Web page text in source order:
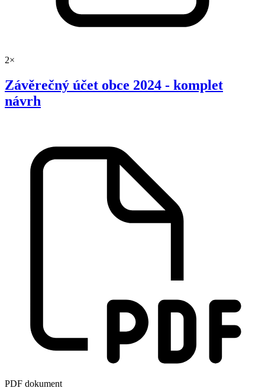
2×
Závěrečný účet obce 2024 - komplet
návrh
PDF dokument